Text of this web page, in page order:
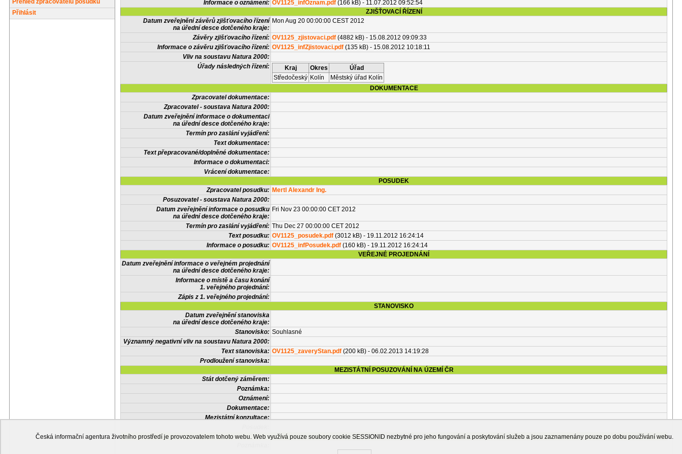
Přehled zpracovatelů posudků
Přihlásit
Informace o oznámení: OV1125_infOznam.pdf (166 kB) - 11.07.2012 09:52:54
ZJIŠŤOVACÍ ŘÍZENÍ
Datum zveřejnění závěrů zjišťovacího řízení
na úřední desce dotčeného kraje:
Mon Aug 20 00:00:00 CEST 2012
Závěry zjišťovacího řízení: OV1125_zjistovaci.pdf (4882 kB) - 15.08.2012 09:09:33
Informace o závěru zjišťovacího řízení: OV1125_infZjistovaci.pdf (135 kB) - 15.08.2012 10:18:11
Vliv na soustavu Natura 2000:
Úřady následných řízení:
Kraj Okres
Úřad
Středočeský Kolín
Městský úřad Kolín
DOKUMENTACE
Zpracovatel dokumentace:
Zpracovatel - soustava Natura 2000:
Datum zveřejnění informace o dokumentaci
na úřední desce dotčeného kraje:
Termín pro zaslání vyjádření:
Text dokumentace:
Text přepracované/doplněné dokumentace:
Informace o dokumentaci:
Vrácení dokumentace:
POSUDEK
Zpracovatel posudku: Mertl Alexandr Ing.
Posuzovatel - soustava Natura 2000:
Datum zveřejnění informace o posudku
na úřední desce dotčeného kraje:
Fri Nov 23 00:00:00 CET 2012
Termín pro zaslání vyjádření: Thu Dec 27 00:00:00 CET 2012
Text posudku: OV1125_posudek.pdf (3012 kB) - 19.11.2012 16:24:14
Informace o posudku: OV1125_infPosudek.pdf (160 kB) - 19.11.2012 16:24:14
VEŘEJNÉ PROJEDNÁNÍ
Datum zveřejnění informace o veřejném projednání
na úřední desce dotčeného kraje:
Informace o místě a času konání
1. veřejného projednání:
Zápis z 1. veřejného projednání:
STANOVISKO
Datum zveřejnění stanoviska
na úřední desce dotčeného kraje:
Stanovisko: Souhlasné
Významný negativní vliv na soustavu Natura 2000:
Text stanoviska: OV1125_zaveryStan.pdf (200 kB) - 06.02.2013 14:19:28
Prodloužení stanoviska:
MEZISTÁTNÍ POSUZOVÁNÍ NA ÚZEMÍ ČR
Stát dotčený záměrem:
Poznámka:
Oznámení:
Dokumentace:
Mezistátní konzultace:
OSTATNÍ INFORMACE
Česká informační agentura životního prostředí je provozovatelem tohoto webu. Web využívá pouze soubory cookie SESSIONID nezbytné pro jeho fungování a poskytování služeb a jsou zaznamenány pouze po dobu používání webu.